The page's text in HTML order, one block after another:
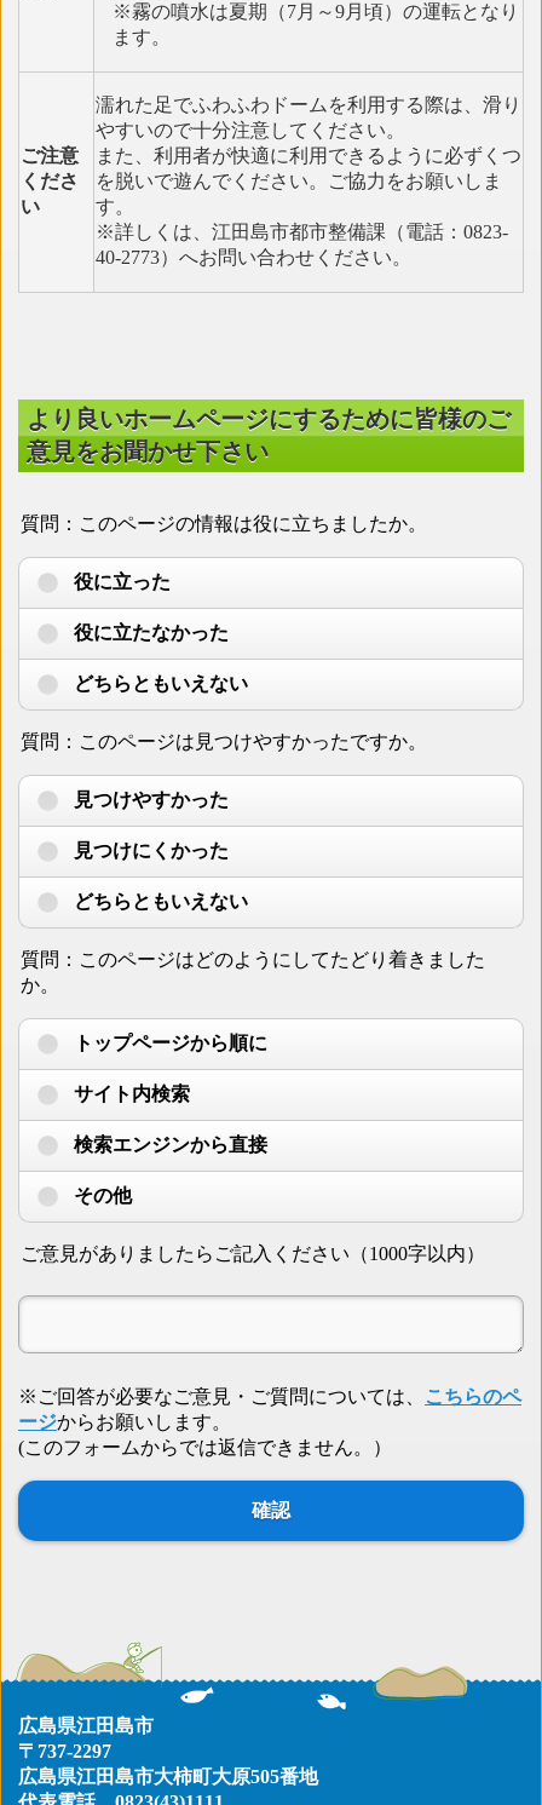
※霧の噴水は夏期（7月～9月頃）の運転となり
ます。
ご注意
くださ
い
濡れた足でふわふわドームを利用する際は、滑り
やすいので十分注意してください。
また、利用者が快適に利用できるように必ずくつ
を脱いで遊んでください。ご協力をお願いしま
す。
※詳しくは、江田島市都市整備課（電話：0823-
40-2773）へお問い合わせください。
より良いホームページにするために皆様のご
意見をお聞かせ下さい
質問：このページの情報は役に立ちましたか。
役に立った
役に立たなかった
どちらともいえない
質問：このページは見つけやすかったですか。
見つけやすかった
見つけにくかった
どちらともいえない
質問：このページはどのようにしてたどり着きました
か。
トップページから順に
サイト内検索
検索エンジンから直接
その他
ご意見がありましたらご記入ください（1000字以内）
※ご回答が必要なご意見・ご質問については、
こちらのペ
ージからお願いします。
(このフォームからでは返信できません。）
広島県江田島市
〒737-2297
広島県江田島市大柿町大原505番地